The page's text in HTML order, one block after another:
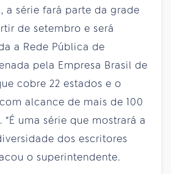
a série fará parte da grade
de setembro e será
a Rede Pública de
pela Empresa Brasil de
cobre 22 estados e o
alcance de mais de 100
“É uma série que mostrará a
dos escritores
o superintendente.